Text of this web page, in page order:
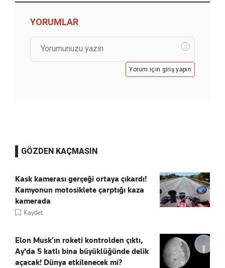
YORUMLAR
Yorum için giriş yapın
GÖZDEN KAÇMASIN
Kask kamerası gerçeği ortaya çıkardı!
Kamyonun motosiklete çarptığı kaza
kamerada
Kaydet
Elon Musk’ın roketi kontrolden çıktı,
Ay'da 5 katlı bina büyüklüğünde delik
açacak! Dünya etkilenecek mi?